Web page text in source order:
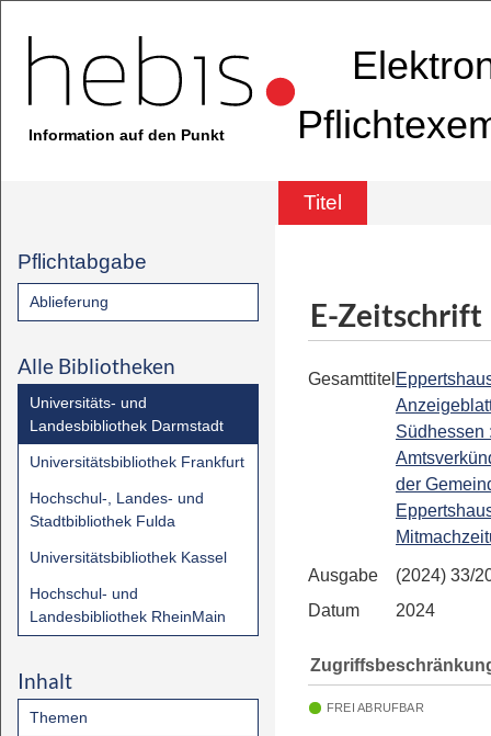
Information auf den Punkt
Titel
Pflichtabgabe
Ablieferung
Alle Bibliotheken
Universitäts- und
Landesbibliothek Darmstadt
Universitätsbibliothek Frankfurt
Hochschul-, Landes- und
Stadtbibliothek Fulda
Universitätsbibliothek Kassel
Hochschul- und
Landesbibliothek RheinMain
Inhalt
Themen
E-Zeitschrift
Gesamttitel
Südhessen
der
Ausgabe
(2024) 33/
Datum
2024
FREI ABRUFBAR